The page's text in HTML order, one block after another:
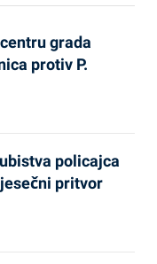
grada
protiv P.
policajca
pritvor